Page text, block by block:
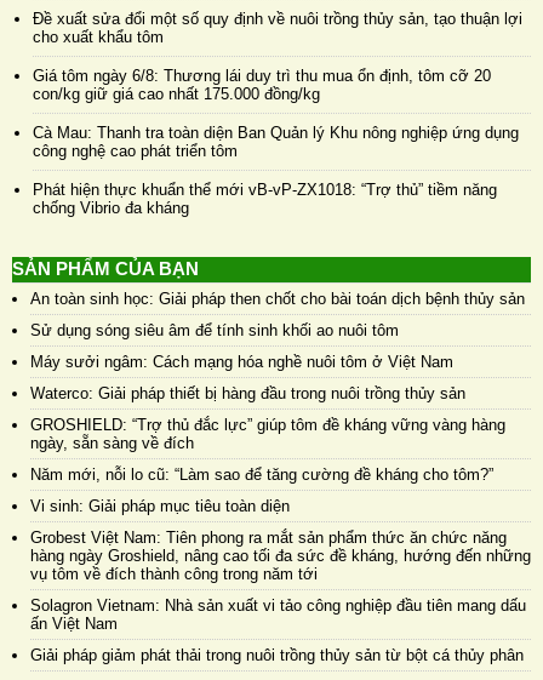
Đề xuất sửa đổi một số quy định về nuôi trồng thủy sản, tạo thuận lợi
cho xuất khẩu tôm
Giá tôm ngày 6/8: Thương lái duy trì thu mua ổn định, tôm cỡ 20
con/kg giữ giá cao nhất 175.000 đồng/kg
Cà Mau: Thanh tra toàn diện Ban Quản lý Khu nông nghiệp ứng dụng
công nghệ cao phát triển tôm
Phát hiện thực khuẩn thể mới vB-vP-ZX1018: “Trợ thủ” tiềm năng
chống Vibrio đa kháng
SẢN PHẨM CỦA BẠN
An toàn sinh học: Giải pháp then chốt cho bài toán dịch bệnh thủy sản
Sử dụng sóng siêu âm để tính sinh khối ao nuôi tôm
Máy sưởi ngâm: Cách mạng hóa nghề nuôi tôm ở Việt Nam
Waterco: Giải pháp thiết bị hàng đầu trong nuôi trồng thủy sản
GROSHIELD: “Trợ thủ đắc lực” giúp tôm đề kháng vững vàng hàng
ngày, sẵn sàng về đích
Năm mới, nỗi lo cũ: “Làm sao để tăng cường đề kháng cho tôm?”
Vi sinh: Giải pháp mục tiêu toàn diện
Grobest Việt Nam: Tiên phong ra mắt sản phẩm thức ăn chức năng
hàng ngày Groshield, nâng cao tối đa sức đề kháng, hướng đến những
vụ tôm về đích thành công trong năm tới
Solagron Vietnam: Nhà sản xuất vi tảo công nghiệp đầu tiên mang dấu
ấn Việt Nam
Giải pháp giảm phát thải trong nuôi trồng thủy sản từ bột cá thủy phân